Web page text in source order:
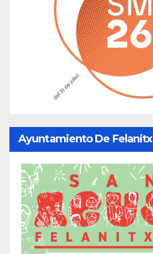
Ayuntamiento De Felanitx